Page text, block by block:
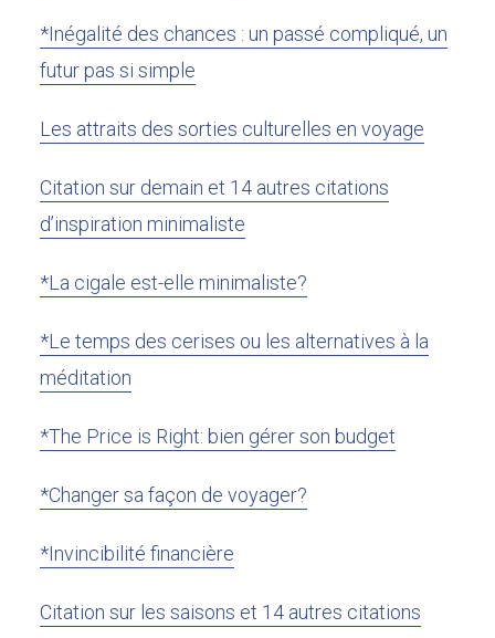
*Inégalité des chances : un passé compliqué, un
futur pas si simple
Les attraits des sorties culturelles en voyage
Citation sur demain et 14 autres citations
d’inspiration minimaliste
*La cigale est-elle minimaliste?
*Le temps des cerises ou les alternatives à la
méditation
*The Price is Right: bien gérer son budget
*Changer sa façon de voyager?
*Invincibilité financière
Citation sur les saisons et 14 autres citations